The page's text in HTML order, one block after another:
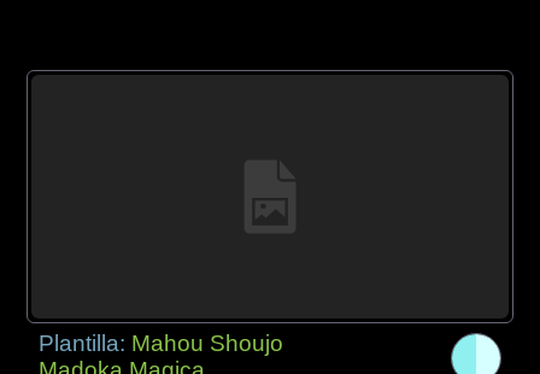
Plantilla: Mahou Shoujo